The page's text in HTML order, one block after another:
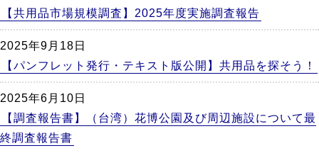
【共用品市場規模調査】2025年度実施調査報告
2025年9月18日
【パンフレット発行・テキスト版公開】共用品を探そう！
2025年6月10日
【調査報告書】（台湾）花博公園及び周辺施設について最
終調査報告書